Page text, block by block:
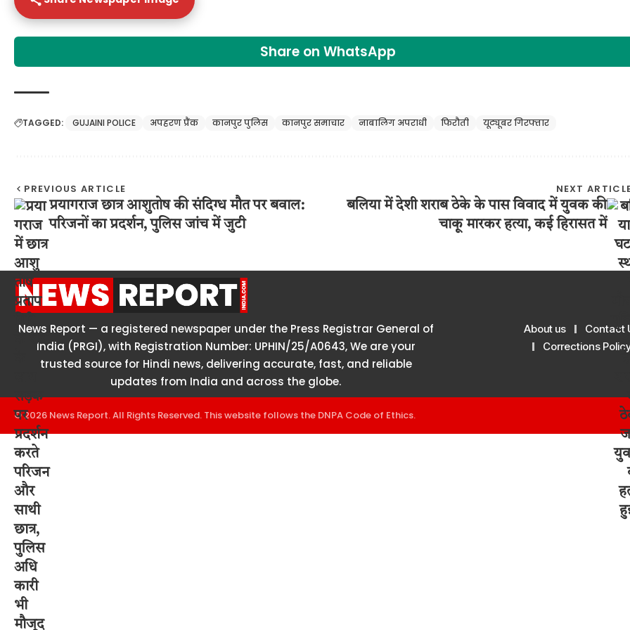
Share on WhatsApp
TAGGED: GUJAINI POLICE अपहरण प्रैंक कानपुर पुलिस कानपुर समाचार नाबालिग अपराधी फिरौती यूट्यूबर गिरफ्तार
PREVIOUS ARTICLE
प्रयागराज छात्र आशुतोष की संदिग्ध मौत पर बवाल:
परिजनों का प्रदर्शन, पुलिस जांच में जुटी
NEXT
बलिया में देशी शराब ठेके के पास विवाद में युवक की
चाकू मारकर हत्या, कई हिरासत में
News Report — a registered newspaper under the Press Registrar General of
India (PRGI), with Registration Number: UPHIN/25/A0643, We are your
trusted source for Hindi news, delivering accurate, fast, and reliable
updates from India and across the globe.
About us
Contact
Corrections
© 2026 News Report. All Rights Reserved. This website follows the DNPA Code of Ethics.